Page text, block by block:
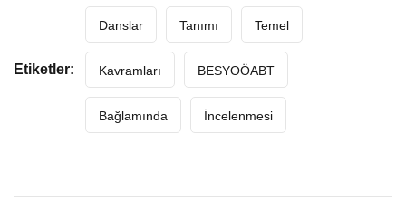
Etiketler:
Danslar Tanımı Temel
Kavramları BESYOÖABT
Bağlamında İncelenmesi